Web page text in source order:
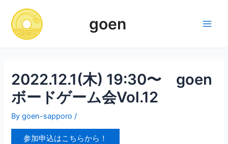
content
goen
2022.12.1(木) 19:30〜 goen
ボードゲーム会Vol.12
Bygoen-sapporo/
参加申込はこちらから！